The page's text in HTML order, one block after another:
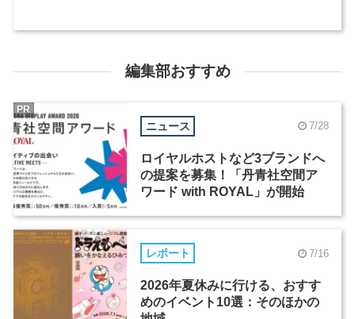
編集部おすすめ
ニュース 7/28
ロイヤルホストなど3ブランドへ
の提案を募集！「丹青社空間ア
ワード with ROYAL」が開始
PR
レポート 7/16
2026年夏休みに行ける、おすす
めのイベント10選：そのほかの